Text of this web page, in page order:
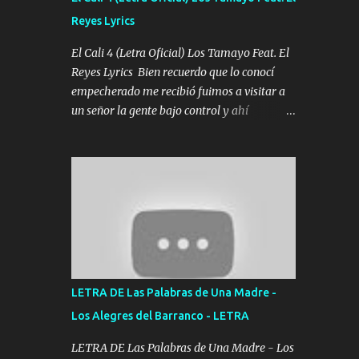
agarrar el vuelo y la mente y tranquilizando
Tomense un buen trago Y así es como
empezamos los versos que voy cantando
(Music) A vido alta y bajas La carreta se
atora Pero nunca le aflojamos Ya me han
pasado cosas Y aunque ustedes no sepan
es...
Reyes Lyrics
El Cali 4 (Letra Oficial) Los Tamayo Feat. El
Reyes Lyrics Bien recuerdo que lo conocí
empecherado me recibió fuimos a visitar a
un señor la gente bajo control y ahí
reglas no secuestr0 no r0bar De La C giró la
orden nos comanda el doble P bien firmes
con Alto PRIETO y la camisa es color Verde y
peleam0s la Bandera por todita a la ciudad
con los drones patrullando la Frontera De
blancas ya hace falta mi APA FLACO verde
se le extraña pa que sepan Aquí Pura GENTE
LETRA DE Las Palabras de Una Madre -
Los Alegres del Barranco - LETRA
LETRA DE Las Palabras de Una Madre - Los